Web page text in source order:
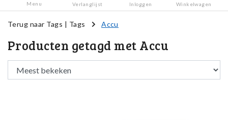
Menu Verlanglijst Inloggen Winkelwagen
Terug naar Tags | Tags Accu
Producten getagd met Accu